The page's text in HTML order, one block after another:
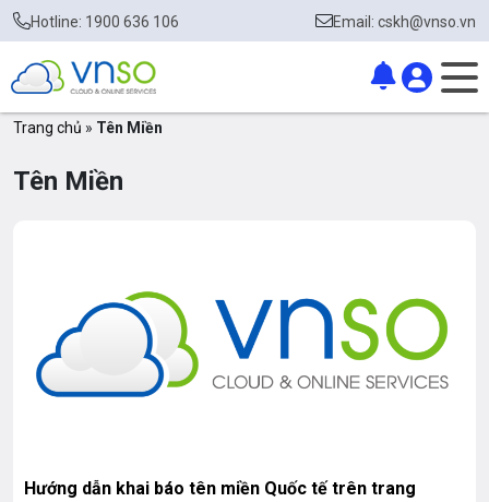
Hotline: 1900 636 106 Email: cskh@vnso.vn
Trang chủ » Tên Miền
Tên Miền
Hướng dẫn khai báo tên miền Quốc tế trên trang